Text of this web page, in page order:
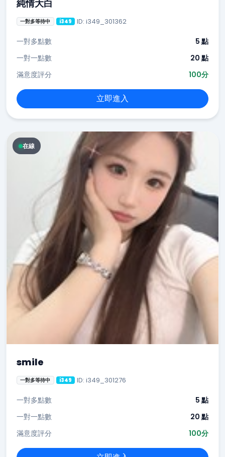
純情大白
一對多等待中 i349 ID: i349_301362
一對多點數
5 點
一對一點數
20 點
滿意度評分
100分
立即進入
在線
smile
一對多等待中 i349 ID: i349_301276
一對多點數
5 點
一對一點數
20 點
滿意度評分
100分